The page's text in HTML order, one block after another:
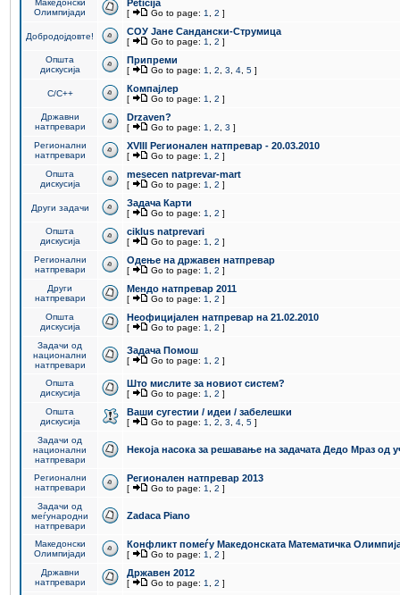
Македонски
Олимпијади
Peticija
[ Go to page: 1 2 ]
Добродојдовте! СОУ Јане Сандански-Струмица
[ Go to page: 1 2 ]
Општа
дискусија
Припреми
[ Go to page: 1 2 3 4 5 ]
C/C++ Компајлер
[ Go to page: 1 2 ]
Државни
натпревари
Drzaven?
[ Go to page: 1 2 3 ]
Регионални
натпревари
XVIII Регионален натпревар - 20.03.2010
[ Go to page: 1 2 ]
Општа
дискусија
mesecen natprevar-mart
[ Go to page: 1 2 ]
Други задачи Задача Карти
[ Go to page: 1 2 ]
Општа
дискусија
ciklus natprevari
[ Go to page: 1 2 ]
Регионални
натпревари
Одење на државен натпревар
[ Go to page: 1 2 ]
Други
натпревари
Мендо натпревар 2011
[ Go to page: 1 2 ]
Општа
дискусија
Неофицијален натпревар на 21.02.2010
[ Go to page: 1 2 ]
Задачи од
национални
натпревари
Задача Помош
[ Go to page: 1 2 ]
Општа
дискусија
Што мислите за новиот систем?
[ Go to page: 1 2 ]
Општа
дискусија
Ваши сугестии / идеи / забелешки
[ Go to page: 1 2 3 4 5 ]
Задачи од
национални
натпревари
Некоја насока за решавање на задачата Дедо Мраз од
Регионални
натпревари
Регионален натпревар 2013
[ Go to page: 1 2 ]
Задачи од
меѓународни
натпревари
Zadaca Piano
Македонски
Олимпијади
Конфликт помеѓу Македонската Математичка
[ Go to page: 1 2 ]
Државни
натпревари
Државен 2012
[ Go to page: 1 2 ]